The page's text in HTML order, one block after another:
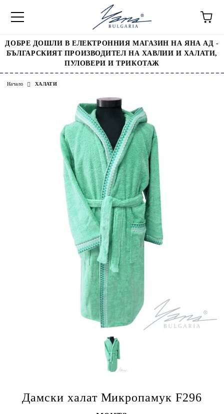
ДОБРЕ ДОШЛИ В ЕЛЕКТРОННИЯ МАГАЗИН НА ЯНА АД -
БЪЛГАРСКИЯТ ПРОИЗВОДИТЕЛ НА ХАВЛИИ И ХАЛАТИ,
ПУЛОВЕРИ И ТРИКОТАЖ
Начало ХАЛАТИ
Дамски халат Микропамук F296